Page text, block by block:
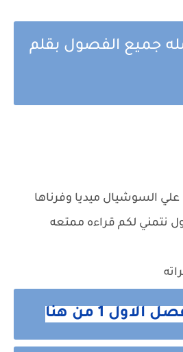
جميع الفصول بقلم
السوشيال ميديا وفرناها
نتمني لكم قراءه ممتعه
1 من هنا